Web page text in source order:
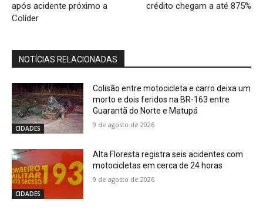
após acidente próximo a
Colíder
crédito chegam a até 875%
NOTÍCIAS RELACIONADAS
CIDADES
Colisão entre motocicleta e carro deixa um
morto e dois feridos na BR-163 entre
Guarantã do Norte e Matupá
9 de agosto de 2026
CIDADES
Alta Floresta registra seis acidentes com
motocicletas em cerca de 24 horas
9 de agosto de 2026